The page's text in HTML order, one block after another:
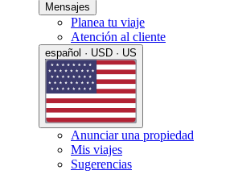
Mensajes
Planea tu viaje
Atención al cliente
español · USD · US
Anunciar una propiedad
Mis viajes
Sugerencias